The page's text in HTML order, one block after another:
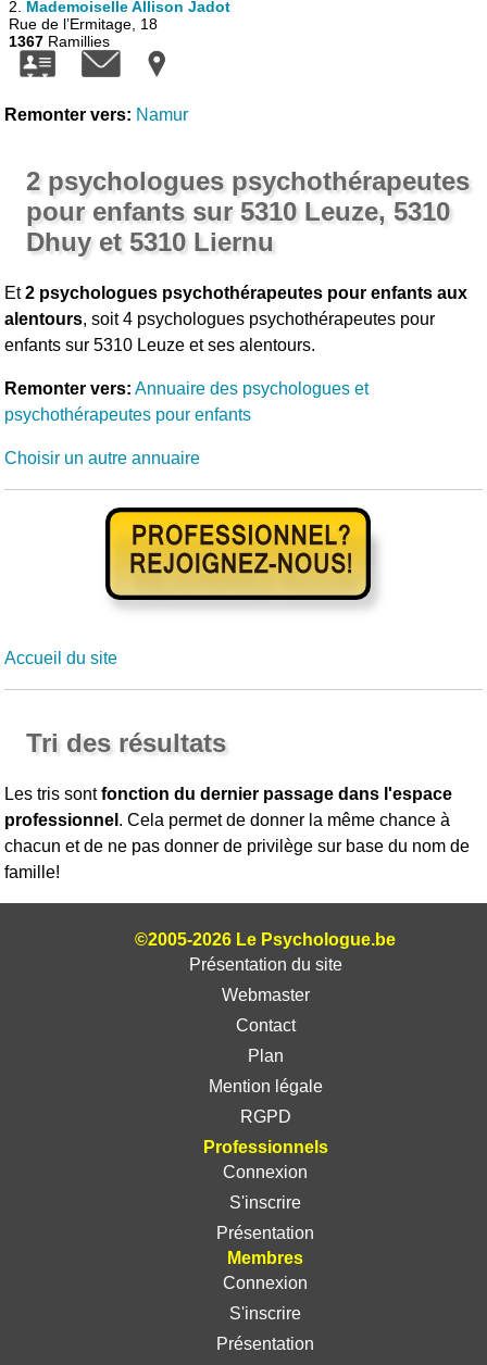
2. Mademoiselle Allison Jadot
Rue de l’Ermitage, 18
1367 Ramillies
Remonter vers: Namur
2 psychologues psychothérapeutes
pour enfants sur 5310 Leuze, 5310
Dhuy et 5310 Liernu
Et2 psychologues psychothérapeutes pour enfants aux
alentours, soit 4 psychologues psychothérapeutes pour
enfants sur 5310 Leuze et ses alentours.
Remonter vers: Annuaire des psychologues et
psychothérapeutes pour enfants
Choisir un autre annuaire
Accueil du site
Tri des résultats
Les tris sontfonction du dernier passage dans l'espace
professionnel . Cela permet de donner la même chance à
chacun et de ne pas donner de privilège sur base du nom de
famille!
©2005-2026 Le Psychologue.be
Présentation du site
Webmaster
Contact
Plan
Mention légale
RGPD
Professionnels
Connexion
S'inscrire
Présentation
Membres
Connexion
S'inscrire
Présentation